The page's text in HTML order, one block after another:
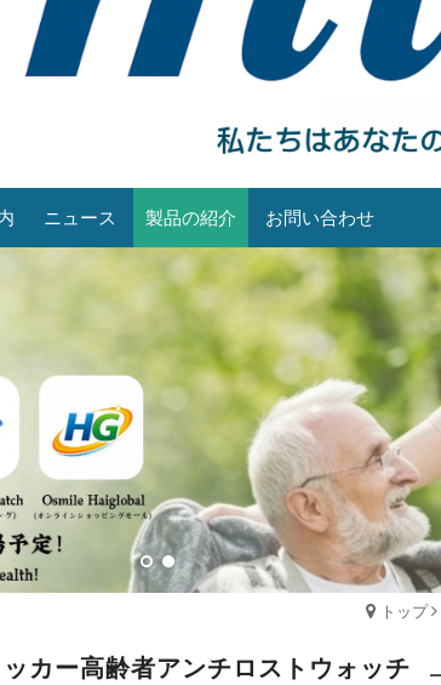
ニュース 製品の紹介 お問い合わせ
トップ
カー高齢者アンチロストウォッチ